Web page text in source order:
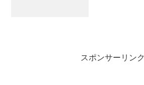
スポンサーリンク